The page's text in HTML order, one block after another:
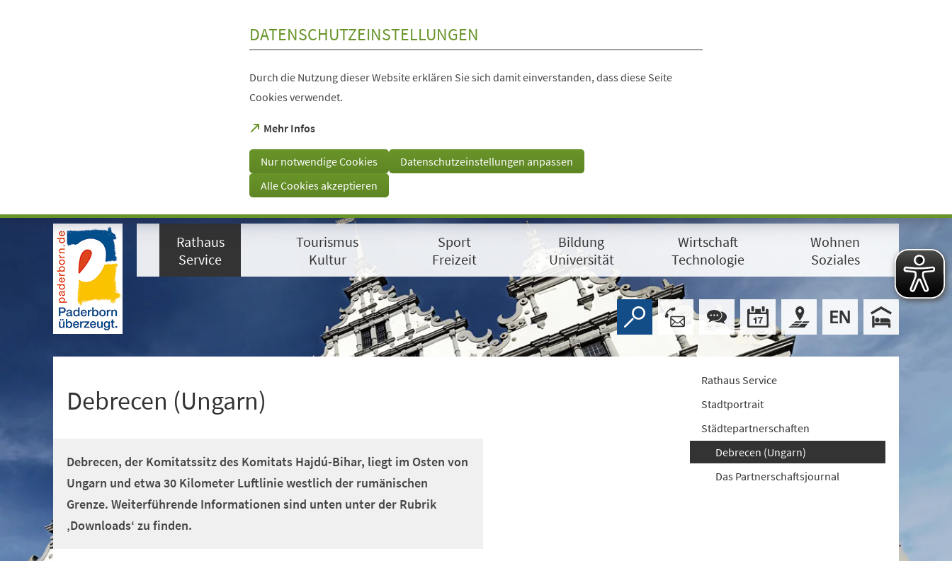
Assistenzsoftware
DATENSCHUTZEINSTELLUNGEN
Durch die Nutzung dieser Website erklären Sie sich damit einverstanden, dass diese Seite
Cookies verwendet.
Mehr Infos
(Öffnet
einem
neuen
Tab)
Nur notwendige Cookies
Datenschutzeinstellungen anpassen
Alle Cookies akzeptieren
Rathaus
Service
Tourismus
Kultur
Sport
Freizeit
Bildung
Universität
Wirtschaft
Technologie
Wohnen
Soziales
Debrecen (Ungarn)
Debrecen, der Komitatssitz des Komitats Hajdú-Bihar, liegt im Osten von
Ungarn und etwa 30 Kilometer Luftlinie westlich der rumänischen
Grenze. Weiterführende Informationen sind unten unter der Rubrik
‚Downloads‘ zu finden.
Rathaus Service
Stadtportrait
Städtepartnerschaften
Debrecen (Ungarn)
Das Partnerschaftsjournal